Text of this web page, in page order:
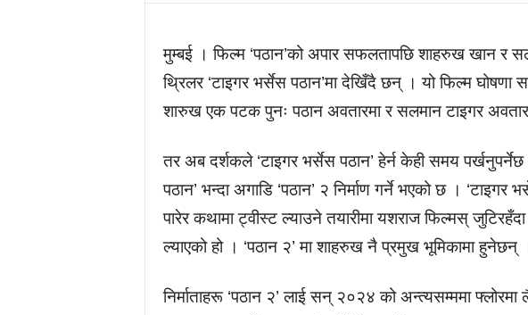
मुम्बई । फिल्म ‘पठान’को अपार सफलतापछि शाहरुख खान र
थ्रिलर ‘टाइगर भर्सेस पठान’मा देखिँदै छन् । यो फिल्म घोषणा
शारुख एक पटक पुनः पठान अवतारमा र सलमान टाइगर
तर अब दर्शकले ‘टाइगर भर्सेस पठान’ हेर्न केही समय
पठान’ भन्दा अगाडि ‘पठान’ २ निर्माण गर्ने भएको छ । ‘टाइगर
पारेर कथामा ट्वीस्ट ल्याउने तयारीमा यशराज फिल्मस्
ल्याएको हो । ‘पठान २’ मा शाहरुख नै प्रमुख भूमिकामा हुनेछन्
निर्माताहरू ‘पठान २’ लाई सन् २०२४ को अन्त्यसम्ममा